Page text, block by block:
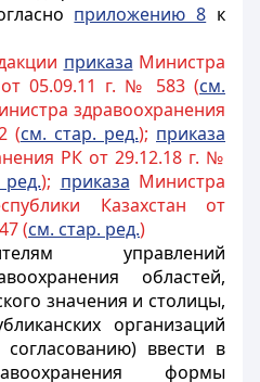
приложению 8 к
приказа Министра
05.09.11 г. № 583 (см.
здравоохранения
(см. стар. ред.); приказа
РК от 29.12.18 г. №
); приказа Министра
Казахстан от
(см. стар. ред.)
управлений
областей,
значения и столицы,
организаций
ввести в
формы